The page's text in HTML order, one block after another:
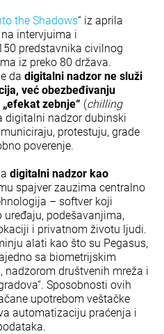
the Shadows“ iz aprila
intervjuima i
predstavnika civilnog
iz preko 80 država.
da digitalni nadzor ne služi
već obezbeđivanju
zebnje“ (chilling
digitalni nadzor dubinski
protestuju, grade
poverenje.
digitalni nadzor kao
spajver zauzima centralno
– softver koji
podešavanjima,
i privatnom životu ljudi.
alati kao što su Pegasus,
sa biometrijskim
nadzorom društvenih mreža i
Sposobnosti ovih
upotrebom veštačke
automatizaciju praćenja i